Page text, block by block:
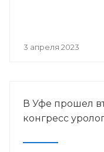
3 апреля 2023
В Уфе прошел
конгресс